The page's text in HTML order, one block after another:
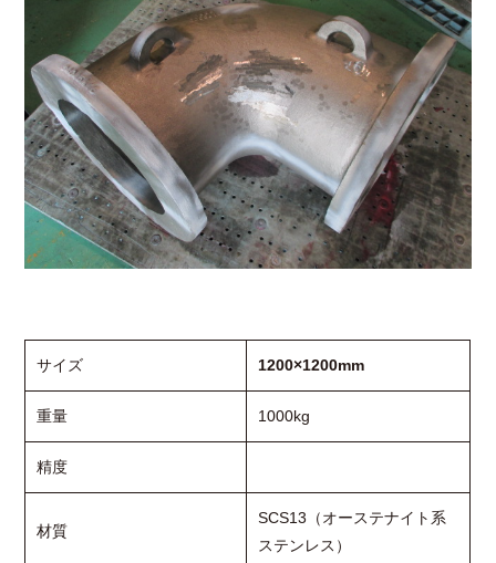
サイズ 1200×1200mm
重量 1000kg
精度
材質
SCS13（オーステナイト系
ステンレス）